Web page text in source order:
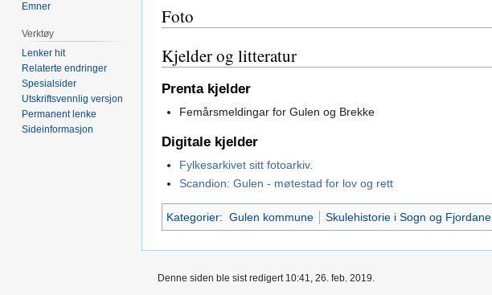
Foto
Kjelder og litteratur
Prenta kjelder
Femårsmeldingar for Gulen og Brekke
Digitale kjelder
Fylkesarkivet sitt fotoarkiv.
Scandion: Gulen - møtestad for lov og rett
Kategorier: Gulen kommune Skulehistorie i Sogn og Fjordane
Emner
Verktøy
Lenker hit
Relaterte endringer
Spesialsider
Utskriftsvennlig versjon
Permanent lenke
Sideinformasjon
Denne siden ble sist redigert 10:41, 26. feb. 2019.